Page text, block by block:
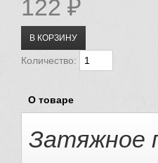
122 ₽
Количество:
О товаре
Затяжное